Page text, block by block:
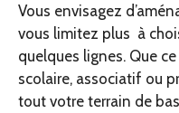
Vous envisagez
vous limitez plus à
quelques lignes. Que
scolaire, associatif ou
tout votre terrain de